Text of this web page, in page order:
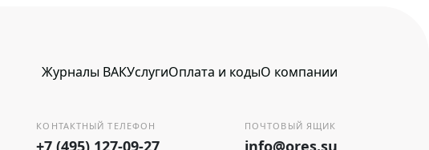
Журналы ВАКУслугиОплата и кодыО компании
КОНТАКТНЫЙ ТЕЛЕФОН
+7 (495) 127-09-27
ПОЧТОВЫЙ ЯЩИК
info@ores.su